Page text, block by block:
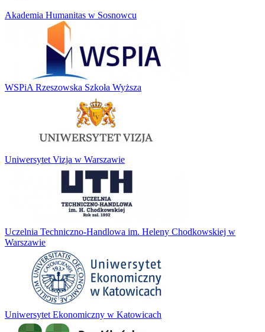
Akademia Humanitas w Sosnowcu
WSPiA Rzeszowska Szkoła Wyższa
Uniwersytet Vizja w Warszawie
Uczelnia Techniczno-Handlowa im. Heleny Chodkowskiej w
Warszawie
Uniwersytet Ekonomiczny w Katowicach